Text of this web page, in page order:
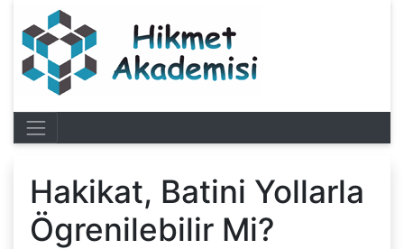
Hakikat, Batini Yollarla
Ögrenilebilir Mi?